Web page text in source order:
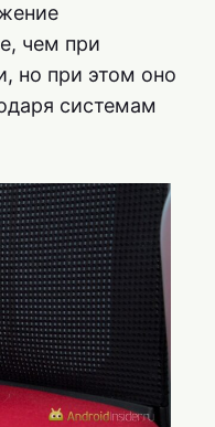
чем при
но при этом оно
системам